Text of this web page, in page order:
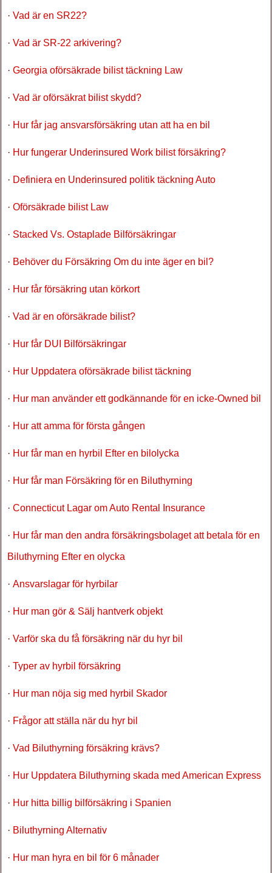
· Vad är en SR22?
· Vad är SR-22 arkivering?
· Georgia oförsäkrade bilist täckning Law
· Vad är oförsäkrat bilist skydd?
· Hur får jag ansvarsförsäkring utan att ha en bil
· Hur fungerar Underinsured Work bilist försäkring?
· Definiera en Underinsured politik täckning Auto
· Oförsäkrade bilist Law
· Stacked Vs. Ostaplade Bilförsäkringar
· Behöver du Försäkring Om du inte äger en bil?
· Hur får försäkring utan körkort
· Vad är en oförsäkrade bilist?
· Hur får DUI Bilförsäkringar
· Hur Uppdatera oförsäkrade bilist täckning
· Hur man använder ett godkännande för en icke-Owned bil
· Hur att amma för första gången
· Hur får man en hyrbil Efter en bilolycka
· Hur får man Försäkring för en Biluthyrning
· Connecticut Lagar om Auto Rental Insurance
· Hur får man den andra försäkringsbolaget att betala för en
Biluthyrning Efter en olycka
· Ansvarslagar för hyrbilar
· Hur man gör & Sälj hantverk objekt
· Varför ska du få försäkring när du hyr bil
· Typer av hyrbil försäkring
· Hur man nöja sig med hyrbil Skador
· Frågor att ställa när du hyr bil
· Vad Biluthyrning försäkring krävs?
· Hur Uppdatera Biluthyrning skada med American Express
· Hur hitta billig bilförsäkring i Spanien
· Biluthyrning Alternativ
· Hur man hyra en bil för 6 månader